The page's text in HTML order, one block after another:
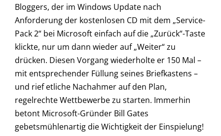
Bloggers, der im Windows Update nach
Anforderung der kostenlosen CD mit dem „Service-
Pack 2“ bei Microsoft einfach auf die „Zurück“-Taste
klickte, nur um dann wieder auf „Weiter“ zu
drücken. Diesen Vorgang wiederholte er 150 Mal –
mit entsprechender Füllung seines Briefkastens –
und rief etliche Nachahmer auf den Plan,
regelrechte Wettbewerbe zu starten. Immerhin
betont Microsoft-Gründer Bill Gates
gebetsmühlenartig die Wichtigkeit der Einspielung!